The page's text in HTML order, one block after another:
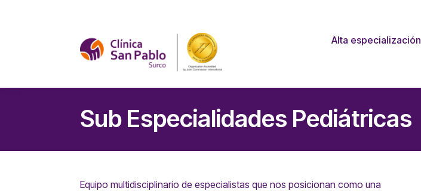
Alta especialización
Sub Especialidades Pediátricas
Equipo multidisciplinario de especialistas que nos posicionan como una